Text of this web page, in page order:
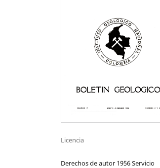
Licencia
Derechos de autor 1956 Servicio